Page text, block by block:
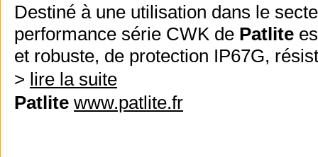
Destiné à une utilisation dans le
performance série CWK de Patlite
et robuste, de protection IP67G,
> lire la suite
Patlite www.patlite.fr